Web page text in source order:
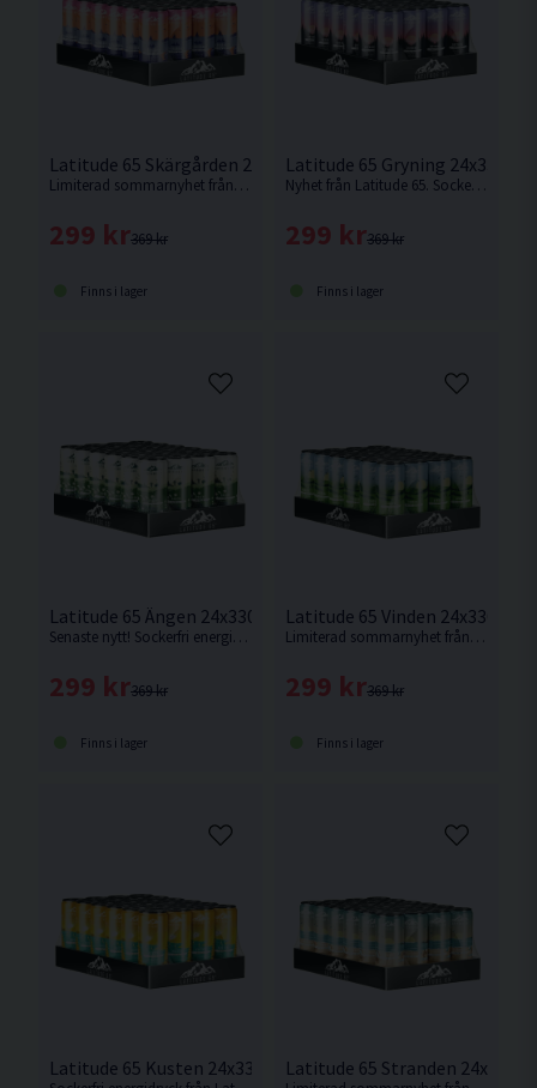
Latitude 65 Skärgården 24x330ml Vilda Bär
Limiterad sommarnyhet från Latitude 65 med smak av vilda bär.
369 kr
299 kr
Finns i lager
Latitude 65 Gryning
Nyhet från Latitude 65. Sockerfri energidryck med smak av smultron.
369 kr
299 kr
Finns i lager
Latitude 65 Ängen 24x330ml Fläder
Senaste nytt! Sockerfri energidryck med smak av fläder.
369 kr
299 kr
Finns i lager
Latitude 65 Vinden 24x330ml
Limiterad sommarnyhet från Latitude 65 med smak av syrliga äpplen.
369 kr
299 kr
Finns i lager
Latitude 65 Kusten 24x330ml AnanasLatitude 65 Stranden